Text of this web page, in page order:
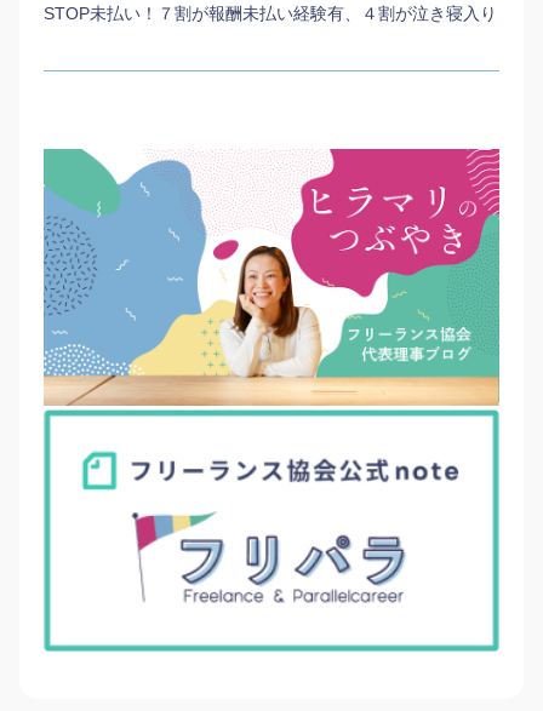
STOP未払い！７割が報酬未払い経験有、４割が泣き寝入り